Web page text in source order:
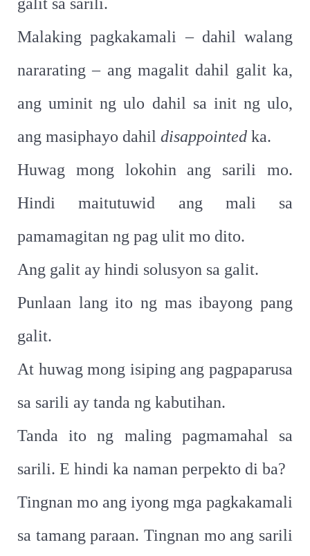
Malaking pagkakamali – dahil walang
nararating – ang magalit dahil galit ka,
ang uminit ng ulo dahil sa init ng ulo,
ang masiphayo dahil disappointed ka.
Huwag mong lokohin ang sarili mo.
Hindi maitutuwid ang mali sa
pamamagitan ng pag ulit mo dito.
Ang galit ay hindi solusyon sa galit.
Punlaan lang ito ng mas ibayong pang
galit.
At huwag mong isiping ang pagpaparusa
sa sarili ay tanda ng kabutihan.
Tanda ito ng maling pagmamahal sa
sarili. E hindi ka naman perpekto di ba?
Tingnan mo ang iyong mga pagkakamali
sa tamang paraan. Tingnan mo ang sarili